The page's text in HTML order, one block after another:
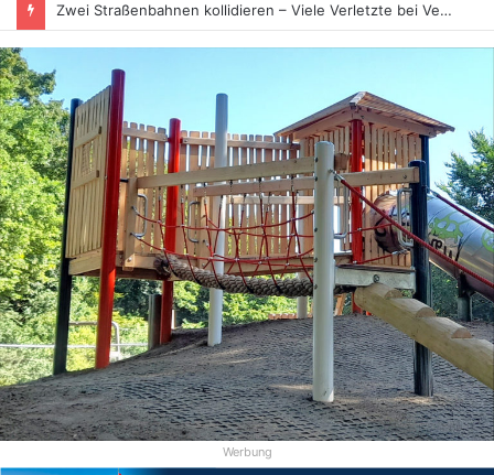
Zwei Straßenbahnen kollidieren – Viele Verletzte bei Verkehrsunfall
Werbung